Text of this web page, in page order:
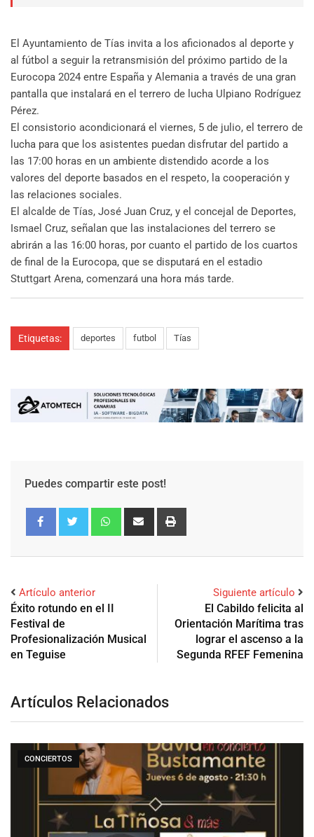
El Ayuntamiento de Tías invita a los aficionados al deporte y
al fútbol a seguir la retransmisión del próximo partido de la
Eurocopa 2024 entre España y Alemania a través de una gran
pantalla que instalará en el terrero de lucha Ulpiano Rodríguez
Pérez.
El consistorio acondicionará el viernes, 5 de julio, el terrero de
lucha para que los asistentes puedan disfrutar del partido a
las 17:00 horas en un ambiente distendido acorde a los
valores del deporte basados en el respeto, la cooperación y
las relaciones sociales.
El alcalde de Tías, José Juan Cruz, y el concejal de Deportes,
Ismael Cruz, señalan que las instalaciones del terrero se
abrirán a las 16:00 horas, por cuanto el partido de los cuartos
de final de la Eurocopa, que se disputará en el estadio
Stuttgart Arena, comenzará una hora más tarde.
Etiquetas: deportes futbol Tías
Puedes compartir este post!
Artículo anterior
Éxito rotundo en el II
Festival de
Profesionalización Musical
en Teguise
Siguiente artículo
El Cabildo felicita al
Orientación Marítima tras
lograr el ascenso a la
Segunda RFEF Femenina
Artículos Relacionados
CONCIERTOS